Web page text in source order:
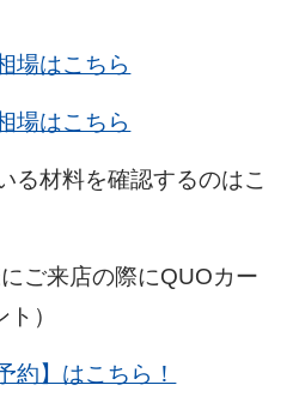
場はこちら
場はこちら
る材料を確認するのはこ
ご来店の際にQUOカー
）
約】はこちら！